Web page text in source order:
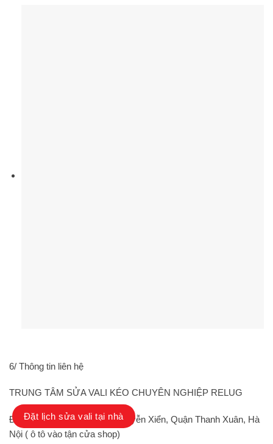
6/ Thông tin liên hệ
TRUNG TÂM SỬA VALI KÉO CHUYÊN NGHIỆP RELUG
Địa chỉ 1: Số 42B ngõ 132 Nguyễn Xiển, Quận Thanh Xuân, Hà
Nội ( ô tô vào tận cửa shop)
Đặt lịch sửa vali tại nhà